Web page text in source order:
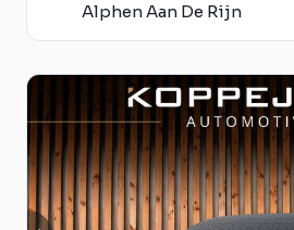
Alphen Aan De Rijn